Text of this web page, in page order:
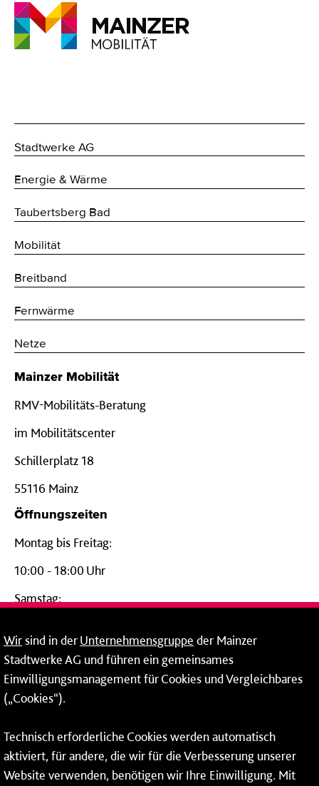
Stadtwerke AG
Energie & Wärme
Taubertsberg Bad
Mobilität
Breitband
Fernwärme
Netze
Mainzer Mobilität
RMV-Mobilitäts-Beratung
im Mobilitätscenter
Schillerplatz 18
55116 Mainz
Öffnungszeiten
Montag bis Freitag:
10:00 - 18:00 Uhr
Samstag:
24-Stunden-Telefon*
06131 – 12 77 77
Fax: 06131 – 12 66 66
* Montags bis freitags bis 7 und ab 18 Uhr sowie an
Wochenenden und Feiertagen ganztags werden Ihre
Wirsind in derUnternehmensgruppe der Mainzer
Stadtwerke AG und führen ein gemeinsames
Einwilligungsmanagement für Cookies und Vergleichbares
(„Cookies“).
Technisch erforderliche Cookies werden automatisch
aktiviert, für andere, die wir für die Verbesserung unserer
Website verwenden, benötigen wir Ihre Einwilligung. Mit